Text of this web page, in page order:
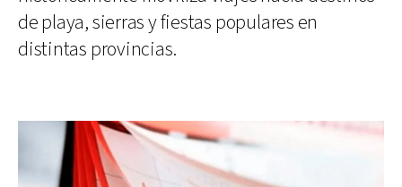
de playa, sierras y fiestas populares en
distintas provincias.